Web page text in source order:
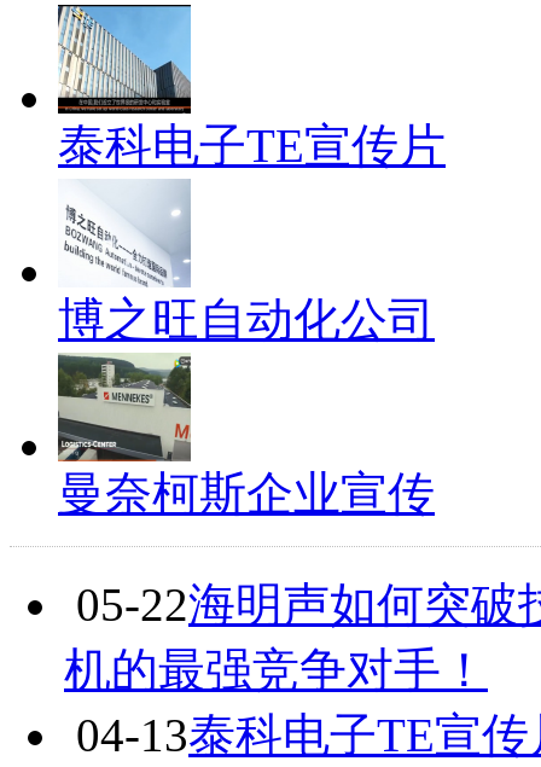
泰科电子TE宣传片
博之旺自动化公司
曼奈柯斯企业宣传
05-22海明声如何突破
机的最强竞争对手！
04-13泰科电子TE宣传